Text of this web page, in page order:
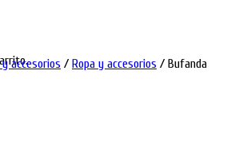
accesorios / Ropa y accesorios / Bufanda